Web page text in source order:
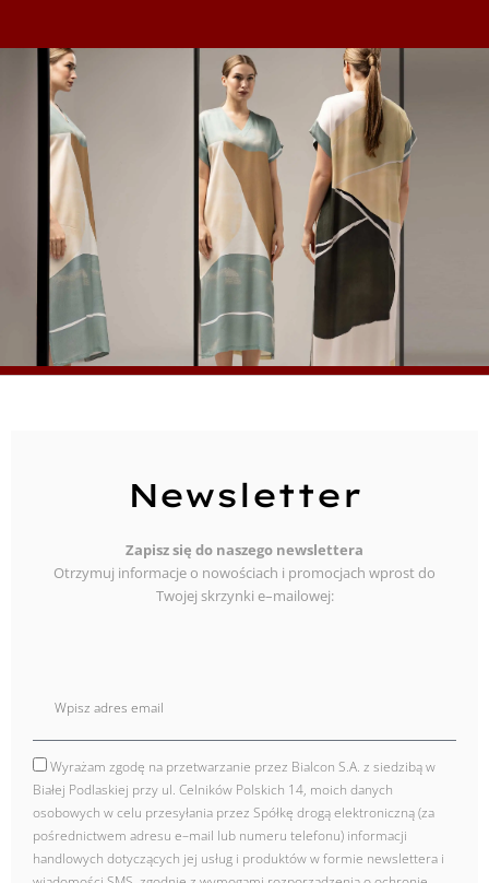
Newsletter
Zapisz się do naszego newslettera
Otrzymuj informacje o nowościach i promocjach wprost do
Twojej skrzynki e–mailowej:
zgodaWyrażam zgodę na przetwarzanie przez Bialcon S.A. z siedzibą w
Białej Podlaskiej przy ul. Celników Polskich 14, moich danych
osobowych w celu przesyłania przez Spółkę drogą elektroniczną (za
pośrednictwem adresu e–mail lub numeru telefonu) informacji
handlowych dotyczących jej usług i produktów w formie newslettera i